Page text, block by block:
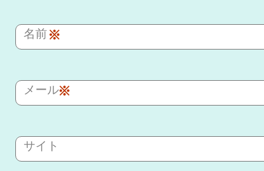
名前 ※
メール※
サイト